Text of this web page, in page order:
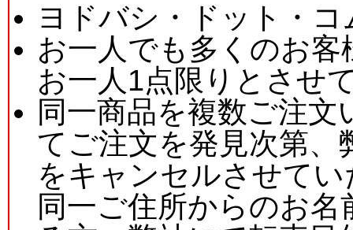
ヨドバシ・ドット・
お一人でも多くのお
お一人1点限りとさせ
同一商品を複数ご注
てご注文を発見次第
をキャンセルさせて
同一ご住所からのお